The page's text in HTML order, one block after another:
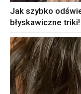
Jak szybko
błyskawiczne triki!